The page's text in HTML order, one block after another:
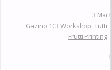
3 Mai
Gazino 103 Workshop: Tutti
Frutti Printing